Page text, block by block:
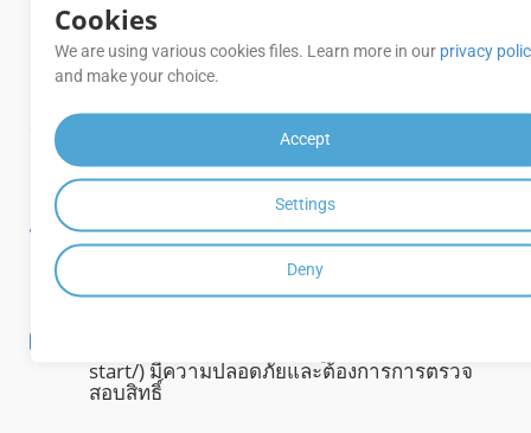
แปลง _0___BARMHTML_หน้าโดยหน้า หรือ
[ช่วงของหน้า] (httttpps/docs. กลุ่มผู้ใช้. กลุ่มผู้
ใช้/ distribution/cont-pages/)
[ป้องกันคําพั่ [htttpps idocs. จัดกลุ่ม Docs. กลุ่ม
เมฆ/ distrieve/convert- document/]
ส่งออกเอกสาร
แปลง VDX ข้ามรูปแบบไฟล์ทั่วไปทั้งหมด
start/) มีความปลอดภัยและต้องการการตรวจ
สอบสิทธิ์
Cookies
We are using various cookies files. Learn more in our privacy
and make your choice.
Accept
Settings
Deny